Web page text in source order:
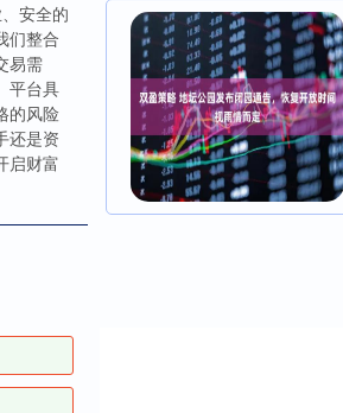
安全的
们整合
易需
平台具
的风险
还是资
启财富